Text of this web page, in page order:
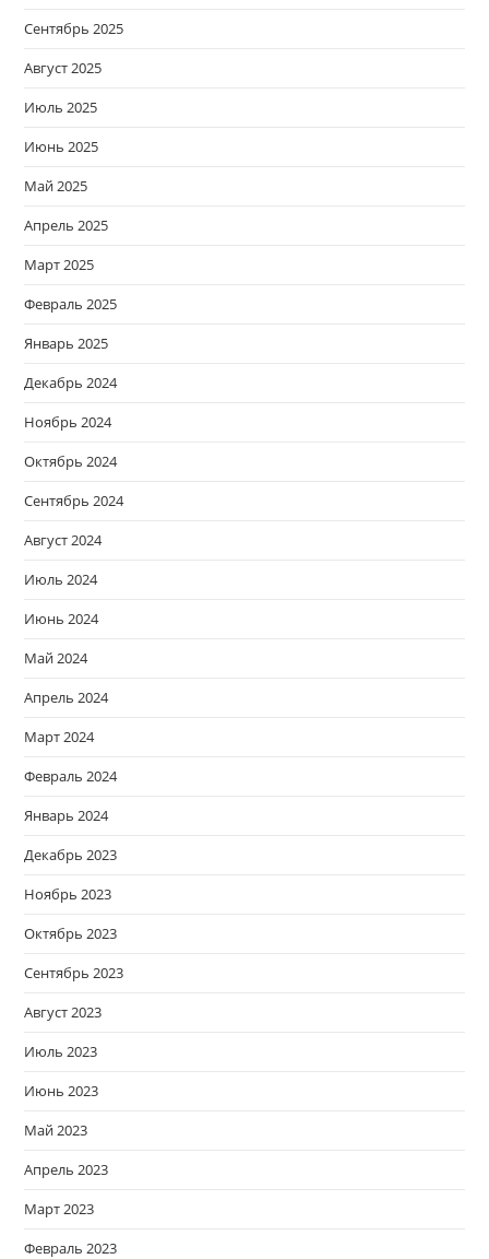
Сентябрь 2025
Август 2025
Июль 2025
Июнь 2025
Май 2025
Апрель 2025
Март 2025
Февраль 2025
Январь 2025
Декабрь 2024
Ноябрь 2024
Октябрь 2024
Сентябрь 2024
Август 2024
Июль 2024
Июнь 2024
Май 2024
Апрель 2024
Март 2024
Февраль 2024
Январь 2024
Декабрь 2023
Ноябрь 2023
Октябрь 2023
Сентябрь 2023
Август 2023
Июль 2023
Июнь 2023
Май 2023
Апрель 2023
Март 2023
Февраль 2023